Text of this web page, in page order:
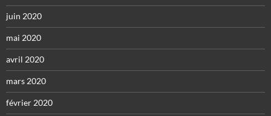
juin 2020
mai 2020
avril 2020
mars 2020
février 2020